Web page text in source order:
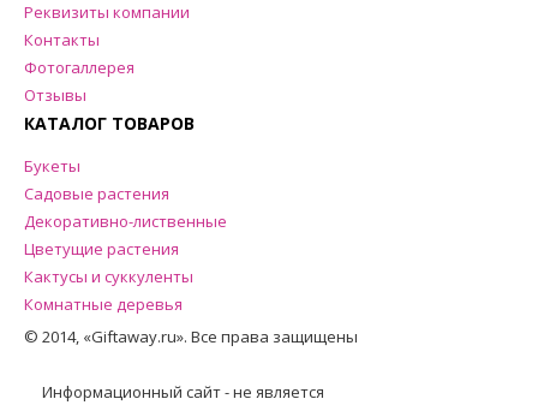
Реквизиты компании
Контакты
Фотогаллерея
Отзывы
КАТАЛОГ ТОВАРОВ
Букеты
Садовые растения
Декоративно-лиственные
Цветущие растения
Кактусы и суккуленты
Комнатные деревья
© 2014, «Giftaway.ru». Все права защищены
Информационный сайт - не является